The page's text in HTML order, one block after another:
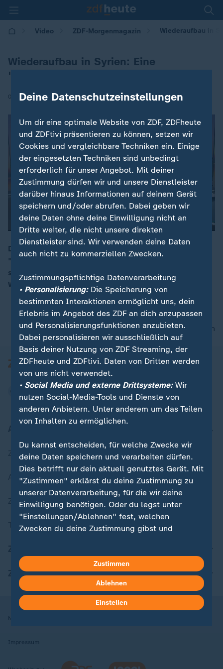
Video ZDF-Morgenmagazin Wiederaufbau in
Wiederaufbau in Syrien: Eine
"Riesenaufgabe"
08.12.2025 | 05:30
Die syrischen Kinder brauchen Standards –
"Schulbildung, Gesundheitsversorgung" und mehr,
sagt "Save the Children"–Geschäftsführer Florian
Westphal. Syrien benötige "mehr Unterstützung".
nach oben
Zuletzt veröffentlicht
Aktuelle Sendungs-Videos
ZDFheute Stories
Themen im Überblick
ZDFheute Apps
Nutzungsbedingungen
Impressum
Deine Datenschutzeinstellungen
Um dir eine optimale Website von ZDF, ZDFheute
und ZDFtivi präsentieren zu können, setzen wir
Cookies und vergleichbare Techniken ein. Einige
der eingesetzten Techniken sind unbedingt
erforderlich für unser Angebot. Mit deiner
Zustimmung dürfen wir und unsere Dienstleister
darüber hinaus Informationen auf deinem Gerät
speichern und/oder abrufen. Dabei geben wir
deine Daten ohne deine Einwilligung nicht an
Dritte weiter, die nicht unsere direkten
Dienstleister sind. Wir verwenden deine Daten
auch nicht zu kommerziellen Zwecken.
Zustimmungspflichtige Datenverarbeitung
• Personalisierung:Die Speicherung von
bestimmten Interaktionen ermöglicht uns, dein
Erlebnis im Angebot des ZDF an dich anzupassen
und Personalisierungsfunktionen anzubieten.
Dabei personalisieren wir ausschließlich auf
Basis deiner Nutzung von ZDF Streaming, der
ZDFheute und ZDFtivi. Daten von Dritten werden
von uns nicht verwendet.
• Social Media und externe Drittsysteme:Wir
nutzen Social-Media-Tools und Dienste von
anderen Anbietern. Unter anderem um das Teilen
von Inhalten zu ermöglichen.
Du kannst entscheiden, für welche Zwecke wir
deine Daten speichern und verarbeiten dürfen.
Dies betrifft nur dein aktuell genutztes Gerät. Mit
"Zustimmen" erklärst du deine Zustimmung zu
unserer Datenverarbeitung, für die wir deine
Einwilligung benötigen. Oder du legst unter
"Einstellungen/Ablehnen" fest, welchen
Zwecken du deine Zustimmung gibst und
in deinen Einstellungen widerrufen oder ändern.
Hier findest du das Impressum.
Weitere Informationen findest du in unserer
Datenschutzerklärung.
Zustimmen
Ablehnen
Einstellen